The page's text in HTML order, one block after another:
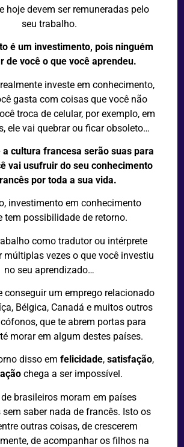
hoje devem ser remuneradas pelo
seu trabalho.
é um investimento, pois ninguém
de você o que você aprendeu.
investe em conhecimento,
gasta com coisas que você não
troca de celular, por exemplo, em
ele vai quebrar ou ficar obsoleto…
a cultura francesa serão suas para
vai usufruir do seu conhecimento
por toda a sua vida.
investimento em conhecimento
tem possibilidade de retorno.
como tradutor ou intérprete
múltiplas vezes o que você investiu
no seu aprendizado…
conseguir um emprego relacionado
Bélgica, Canadá e muitos outros
que te abrem portas para
morar em algum destes países.
disso em felicidade, satisfação,
chega a ser impossível.
brasileiros moram em países
saber nada de francês. Isto os
outras coisas, de crescerem
de acompanhar os filhos na